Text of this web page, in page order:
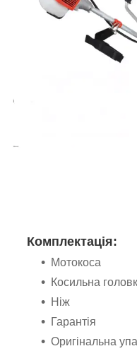
Комплектація:
Мотокоса
Косильна
Ніж
Гарантія
Оригінальна